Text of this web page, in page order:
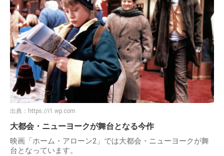
出典： https://i1.wp.com
大都会・ニューヨークが舞台となる今作
映画「ホーム・アローン2」では大都会・ニューヨークが舞
台となっています。